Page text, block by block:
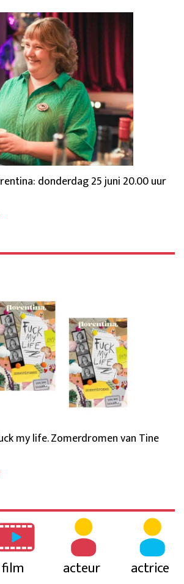
donderdag 25 juni 20.00 uur
my life. Zomerdromen van Tine
film acteur actrice